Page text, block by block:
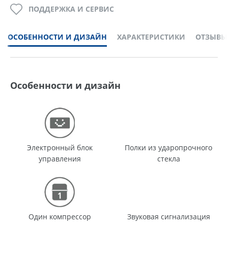
ОСОБЕННОСТИ И ДИЗАЙН ХАРАКТЕРИСТИКИ ОТЗЫВЫ
ПОДДЕРЖКА И СЕРВИС
Особенности и дизайн
Электронный блок
управления
Полки из ударопрочного
стекла
Один компрессор Звуковая сигнализация